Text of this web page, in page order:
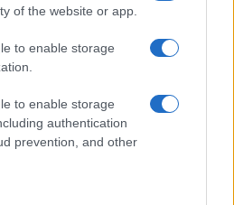
of the website or app.
to enable storage
to enable storage
authentication
prevention, and other